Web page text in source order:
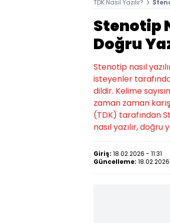
TDK Nasıl Yazılır?
Stenotip
Doğru
Stenotip nasıl
isteyenler
dildir. Kelime
zaman zaman
(TDK) tarafından
nasıl yazılır,
Giriş: 18.02.2026 - 11:31
Güncelleme: 18.02.2026